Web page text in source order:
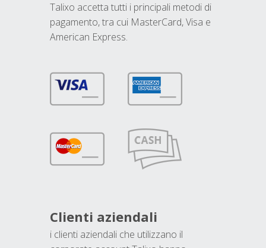
Talixo accetta tutti i principali metodi di
pagamento, tra cui MasterCard, Visa e
American Express.
Clienti aziendali
i clienti aziendali che utilizzano il